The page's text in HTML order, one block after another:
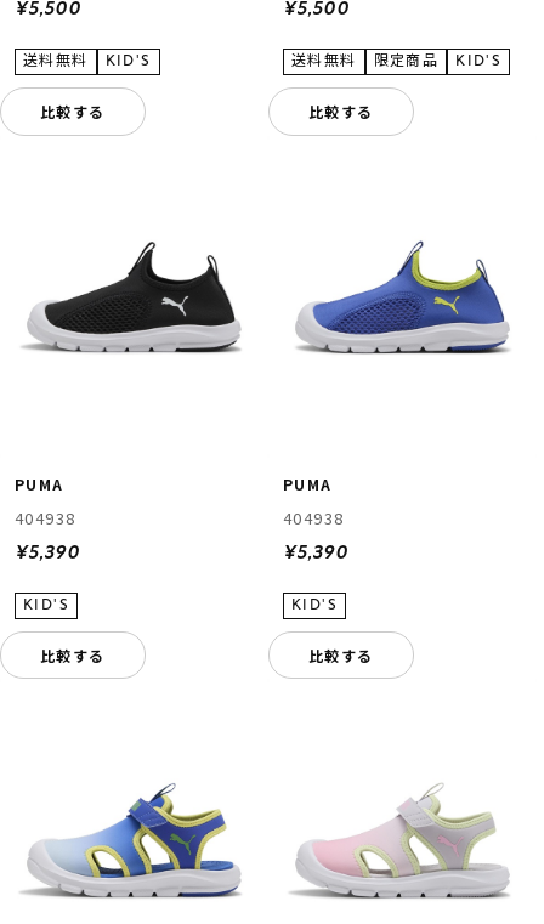
¥5,500
比較する
¥5,500
比較する
PUMA
404938
¥5,390
比較する
PUMA
404938
¥5,390
比較する